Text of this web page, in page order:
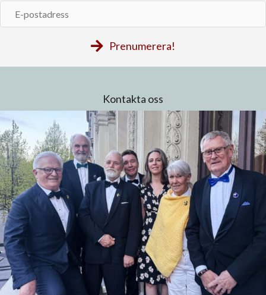
postadress
Prenumerera!
Kontakta oss